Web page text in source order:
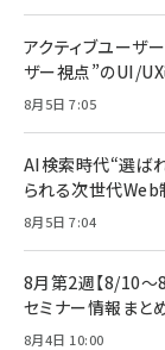
アクティブユーザ
ザー視点”のUI/
8月5日 7:05
AI検索時代“選ば
られる次世代Web
8月5日 7:04
8月第2週【8/10～
セミナー情報まと
8月4日 10:00